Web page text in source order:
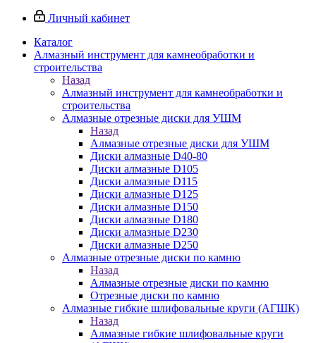
Личный кабинет
Каталог
Алмазный инструмент для камнеобработки и
строительства
Назад
Алмазный инструмент для камнеобработки и
строительства
Алмазные отрезные диски для УШМ
Назад
Алмазные отрезные диски для УШМ
Диски алмазные D40-80
Диски алмазные D105
Диски алмазные D115
Диски алмазные D125
Диски алмазные D150
Диски алмазные D180
Диски алмазные D230
Диски алмазные D250
Алмазные отрезные диски по камню
Назад
Алмазные отрезные диски по камню
Отрезные диски по камню
Алмазные гибкие шлифовальные круги (АГШК)
Назад
Алмазные гибкие шлифовальные круги